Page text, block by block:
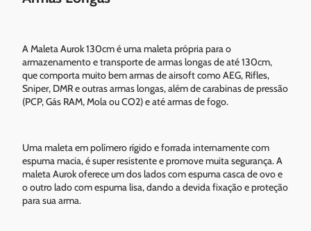
A Maleta Aurok 130cm é uma maleta própria para o
armazenamento e transporte de armas longas de até 130cm,
que comporta muito bem armas de airsoft como AEG, Rifles,
Sniper, DMR e outras armas longas, além de carabinas de pressão
(PCP, Gás RAM, Mola ou CO2) e até armas de fogo.
Uma maleta em polímero rígido e forrada internamente com
espuma macia, é super resistente e promove muita segurança. A
maleta Aurok oferece um dos lados com espuma casca de ovo e
o outro lado com espuma lisa, dando a devida fixação e proteção
para sua arma.